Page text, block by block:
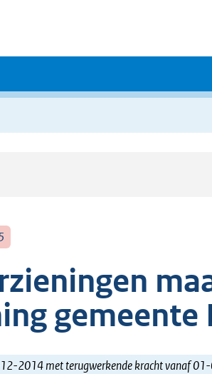
gemeente
2014 met terugwerkende kracht vanaf